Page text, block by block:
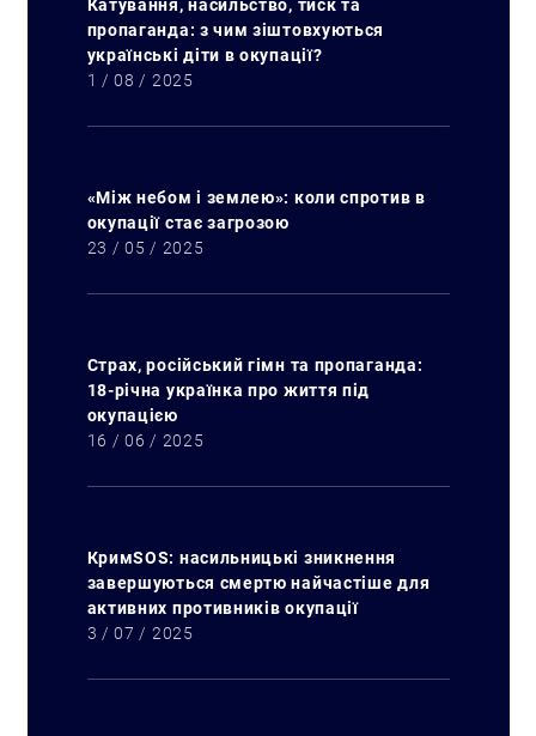
Катування, насильство, тиск та
пропаганда: з чим зіштовхуються
українські діти в окупації?
1 / 08 / 2025
«Між небом і землею»: коли спротив в
окупації стає загрозою
23 / 05 / 2025
Страх, російський гімн та пропаганда:
18-річна українка про життя під
окупацією
16 / 06 / 2025
КримSOS: насильницькі зникнення
завершуються смертю найчастіше для
активних противників окупації
3 / 07 / 2025